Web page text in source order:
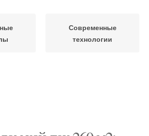
Современные
технологии